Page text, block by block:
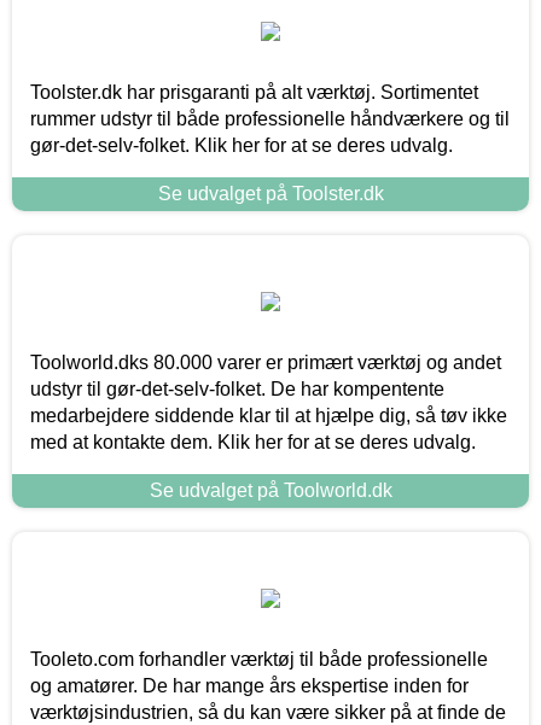
Toolster.dk har prisgaranti på alt værktøj. Sortimentet
rummer udstyr til både professionelle håndværkere og til
gør-det-selv-folket. Klik her for at se deres udvalg.
Se udvalget på Toolster.dk
Toolworld.dks 80.000 varer er primært værktøj og andet
udstyr til gør-det-selv-folket. De har kompentente
medarbejdere siddende klar til at hjælpe dig, så tøv ikke
med at kontakte dem. Klik her for at se deres udvalg.
Se udvalget på Toolworld.dk
Tooleto.com forhandler værktøj til både professionelle
og amatører. De har mange års ekspertise inden for
værktøjsindustrien, så du kan være sikker på at finde de